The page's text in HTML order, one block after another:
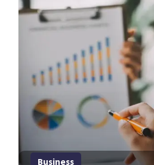
Business